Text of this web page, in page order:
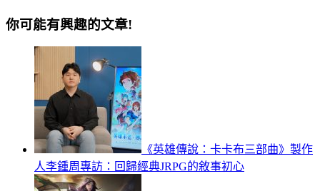
你可能有興趣的文章!
《英雄傳說：卡卡布三部曲》製作
人李鍾周專訪：回歸經典JRPG的敘事初心